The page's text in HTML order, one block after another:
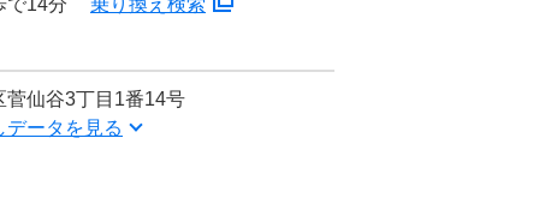
で14分 乗り換え検索
菅仙谷3丁目1番14号
ータを見る